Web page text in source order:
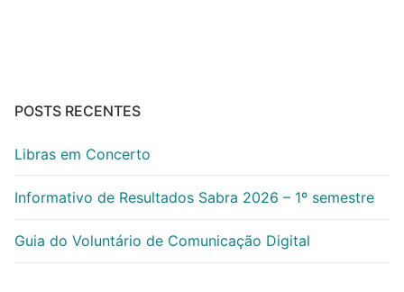
POSTS RECENTES
Libras em Concerto
Informativo de Resultados Sabra 2026 – 1º semestre
Guia do Voluntário de Comunicação Digital